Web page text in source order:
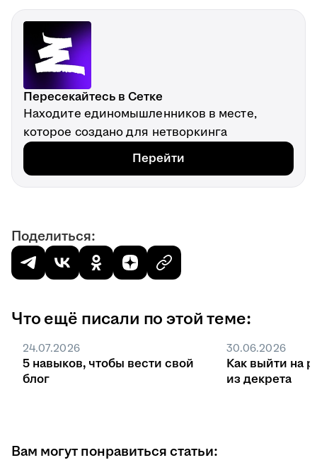
Пересекайтесь в Сетке
Находите единомышленников в месте,
которое создано для нетворкинга
Перейти
Поделиться:
Что ещё писали по этой теме:
24.07.2026
5 навыков, чтобы вести свой
блог
30.06.2026
Как выйти на
из декрета
Вам могут понравиться статьи: